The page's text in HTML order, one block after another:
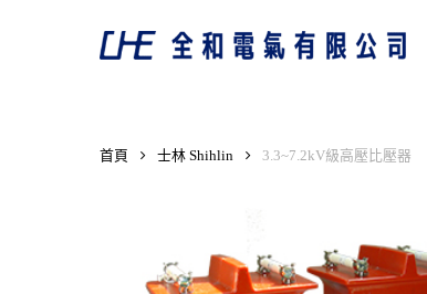
首頁 士林 Shihlin 3.3~7.2kV級高壓比壓器